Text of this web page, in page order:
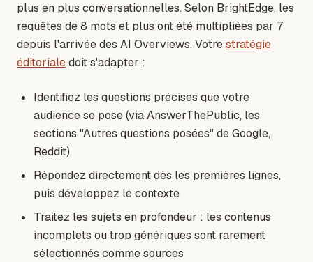
plus en plus conversationnelles. Selon BrightEdge, les
requêtes de 8 mots et plus ont été multipliées par 7
depuis l'arrivée des AI Overviews. Votrestratégie
éditorialedoit s'adapter :
Identifiez les questions précises que votre
audience se pose (via AnswerThePublic, les
sections "Autres questions posées" de Google,
Reddit)
Répondez directement dès les premières lignes,
puis développez le contexte
Traitez les sujets en profondeur : les contenus
incomplets ou trop génériques sont rarement
sélectionnés comme sources